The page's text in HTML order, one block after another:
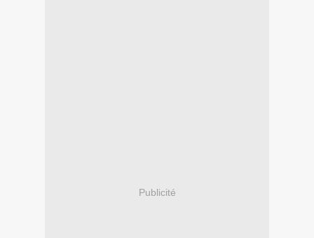
Publicité